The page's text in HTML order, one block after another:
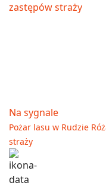
Na sygnale
Pożar lasu w Rudzie
straży